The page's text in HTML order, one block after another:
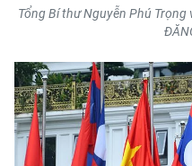
Chuyên trang Hà Nội
Chuyên trang TP. Hồ
CHUYÊN ĐỀ
CÁC CHUYÊN TRANG
Tổng Bí thư Nguyễn Phú Trọng